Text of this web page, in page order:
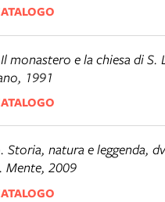
Il monastero e la chiesa di S.
1991
natura e leggenda,
Mente, 2009